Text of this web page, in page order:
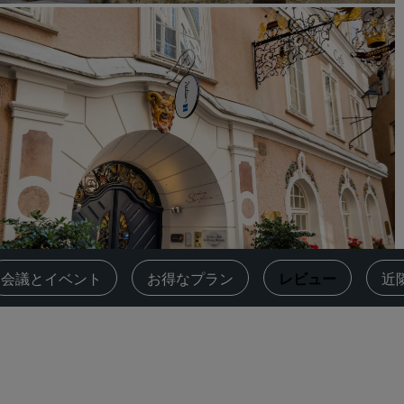
会議スペースを予約します
見積もりを依頼する
イベントの目的地
業界ソリューション
フライトを検索
フライトを検索
ダイニング
レストランを探す
‌会議とイベント お得なプラン レビュー 近